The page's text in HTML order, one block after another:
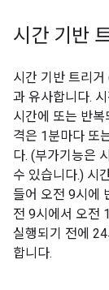
시간 기반
시간 기반 트리거
과 유사합니다.
시간에 또는 반
격은 1분마다 또
다. (부가기능은
수 있습니다.) 시
들어 오전 9시에
전 9시에서 오전
실행되기 전에
합니다.